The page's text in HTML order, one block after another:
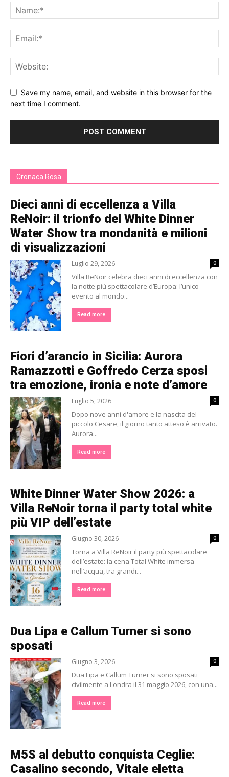
Save my name, email, and website in this browser for the
next time I comment.
Cronaca Rosa
Dieci anni di eccellenza a Villa
ReNoir: il trionfo del White Dinner
Water Show tra mondanità e milioni
di visualizzazioni
Luglio 29, 2026 0
Villa ReNoir celebra dieci anni di eccellenza con
la notte più spettacolare d’Europa: l’unico
evento al mondo...
Read more
Fiori d’arancio in Sicilia: Aurora
Ramazzotti e Goffredo Cerza sposi
tra emozione, ironia e note d’amore
Luglio 5, 2026 0
Dopo nove anni d'amore e la nascita del
piccolo Cesare, il giorno tanto atteso è arrivato.
Aurora...
Read more
White Dinner Water Show 2026: a
Villa ReNoir torna il party total white
più VIP dell’estate
Giugno 30, 2026 0
Torna a Villa ReNoir il party più spettacolare
dell’estate: la cena Total White immersa
nell’acqua, tra grandi...
Read more
Dua Lipa e Callum Turner si sono
sposati
Giugno 3, 2026 0
Dua Lipa e Callum Turner si sono sposati
civilmente a Londra il 31 maggio 2026, con una...
Read more
M5S al debutto conquista Ceglie:
Casalino secondo, Vitale eletta